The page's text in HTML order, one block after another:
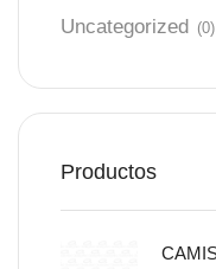
Uncategorized (0)
Productos